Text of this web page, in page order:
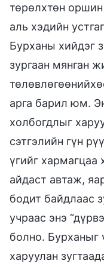
төрөлхтөн
аль хэдийн
Бурханы хийдэг
зургаан мянган
арга барил юм.
холбогдлыг
сэтгэлийн гүн
үгийг хармагцаа
айдаст автаж,
бодит байдлаас
учраас энэ
болно. Бурханыг
харуулан